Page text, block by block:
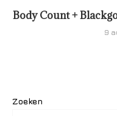
Body Count +
9
Zoeken